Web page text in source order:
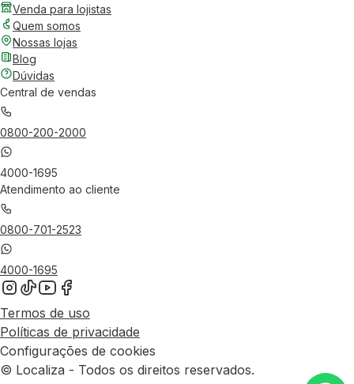
Venda para lojistas
Quem somos
Nossas lojas
Blog
Dúvidas
Central de vendas
0800-200-2000
4000-1695
Atendimento ao cliente
0800-701-2523
4000-1695
Termos de uso
Políticas de privacidade
Configurações de cookies
© Localiza - Todos os direitos reservados.